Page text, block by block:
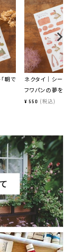
朝で
ネクタイ｜シール
フワパンの夢をみ
¥ 550 税込